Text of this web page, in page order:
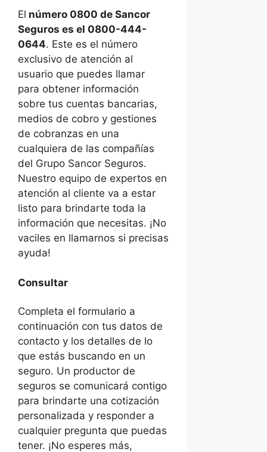
El número 0800 de Sancor
Seguros es el 0800-444-
0644. Este es el número
exclusivo de atención al
usuario que puedes llamar
para obtener información
sobre tus cuentas bancarias,
medios de cobro y gestiones
de cobranzas en una
cualquiera de las compañías
del Grupo Sancor Seguros.
Nuestro equipo de expertos en
atención al cliente va a estar
listo para brindarte toda la
información que necesitas. ¡No
vaciles en llamarnos si precisas
ayuda!
Consultar
Completa el formulario a
continuación con tus datos de
contacto y los detalles de lo
que estás buscando en un
seguro. Un productor de
seguros se comunicará contigo
para brindarte una cotización
personalizada y responder a
cualquier pregunta que puedas
tener. ¡No esperes más,